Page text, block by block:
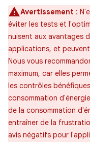
Avertissement :
éviter les tests et
nuisent aux avantages
applications, et
Nous vous
maximum, car elles
les contrôles
consommation
de la consommation
entraîner de la
avis négatifs pour